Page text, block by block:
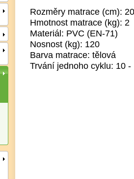
Rozměry matrace (cm):
Hmotnost matrace (kg): 2
Materiál: PVC (EN-71)
Nosnost (kg): 120
Barva matrace: tělová
Trvání jednoho cyklu: 10 -